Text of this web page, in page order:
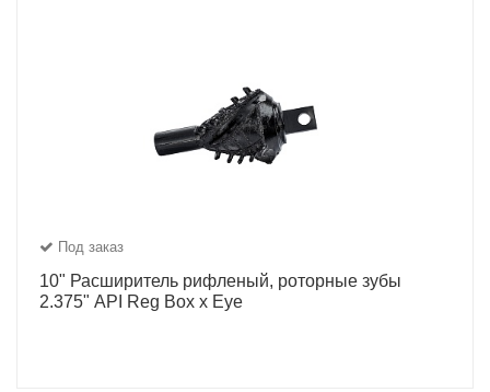
Под заказ
10" Расширитель рифленый, роторные зубы
2.375" API Reg Box x Eye